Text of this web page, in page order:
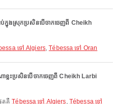
ាប់ក្នុងស្រុកប្រសិនបើចាកចេញពី Cheikh
ទៅ Algiers,Tébessa ទៅ Oran
ាខ្លះប្រសិនបើចាកចេញពី Cheikh Larbi
ផុតគឺTébessa ទៅ Algiers, Tébessa ទៅ